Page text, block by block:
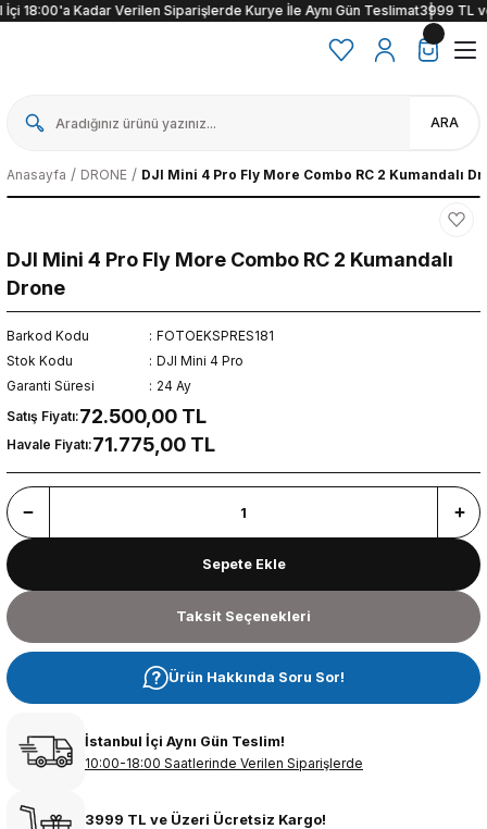
18:00'a Kadar Verilen Siparişlerde Kurye İle Aynı Gün Teslimat3999 TL ve
ARA
Anasayfa DRONE DJI Mini 4 Pro Fly More Combo RC 2 Kumandalı
DJI Mini 4 Pro Fly More Combo RC 2 Kumandalı
Drone
Barkod Kodu
FOTOEKSPRES181
Stok Kodu
DJI Mini 4 Pro
Garanti Süresi
24 Ay
Satış Fiyatı:72.500,00 TL
Havale Fiyatı:71.775,00 TL
Sepete Ekle
Taksit Seçenekleri
Ürün Hakkında Soru Sor!
İstanbul İçi Aynı Gün Teslim!
10:00-18:00 Saatlerinde Verilen Siparişlerde
3999 TL ve Üzeri Ücretsiz Kargo!